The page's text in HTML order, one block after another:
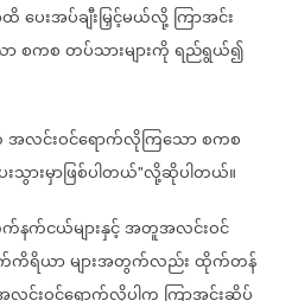
ထိပေးအပ်ချီးမြှင့်မယ်လို့ကြာအင်း
စကစတပ်သားများကိုရည်ရွယ်၍
အလင်းဝင်ရောက်လိုကြသောစကစ
းသွားမှာဖြစ်ပါတယ်"လို့ဆိုပါတယ်။
က်ငယ်များနှင့်အတူအလင်းဝင်
ကိရိယာများအတွက်လည်းထိုက်တန်